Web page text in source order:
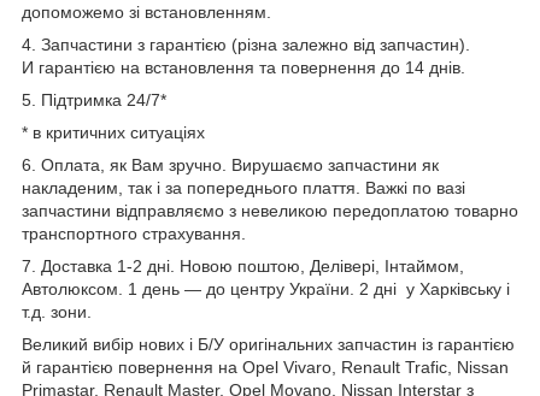
допоможемо зі встановленням.
4. Запчастини з гарантією (різна залежно від запчастин).
И гарантією на встановлення та повернення до 14 днів.
5. Підтримка 24/7*
* в критичних ситуаціях
6. Оплата, як Вам зручно. Вирушаємо запчастини як
накладеним, так і за попереднього плаття. Важкі по вазі
запчастини відправляємо з невеликою передоплатою товарно
транспортного страхування.
7. Доставка 1-2 дні. Новою поштою, Делівері, Інтаймом,
Автолюксом. 1 день — до центру України. 2 дні у Харківську і
т.д. зони.
Великий вибір нових і Б/У оригінальних запчастин із гарантією
й гарантією повернення на Opel Vivaro, Renault Trafic, Nissan
Primastar, Renault Master, Opel Movano, Nissan Interstar з